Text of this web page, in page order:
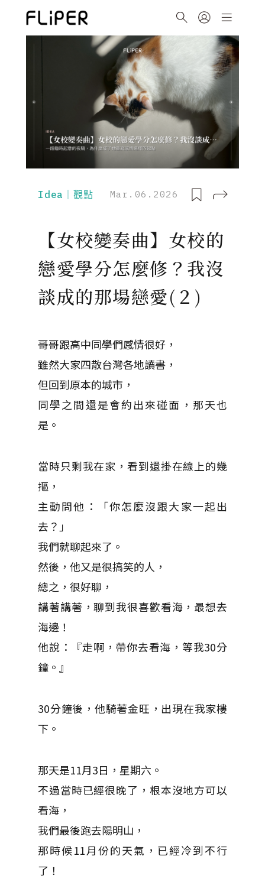
Idea｜觀點 Mar.06.2026
【女校變奏曲】女校的
戀愛學分怎麼修？我沒
談成的那場戀愛(２)
哥哥跟高中同學們感情很好，
雖然大家四散台灣各地讀書，
但回到原本的城市，
同學之間還是會約出來碰面，那天也
是。
當時只剩我在家，看到還掛在線上的幾
摳，
主動問他：「你怎麼沒跟大家一起出
去？」
我們就聊起來了。
然後，他又是很搞笑的人，
總之，很好聊，
講著講著，聊到我很喜歡看海，最想去
海邊！
他說：『走啊，帶你去看海，等我30分
鐘。』
30分鐘後，他騎著金旺，出現在我家樓
下。
那天是11月3日，星期六。
不過當時已經很晚了，根本沒地方可以
看海，
我們最後跑去陽明山，
那時候11月份的天氣，已經冷到不行
了！